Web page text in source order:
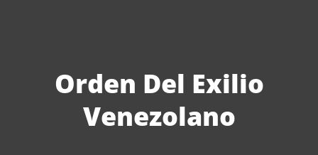
Orden Del Exilio
Venezolano